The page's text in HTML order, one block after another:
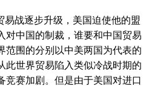
易战逐步升级，美国迫使他的盟
对中国的制裁，谁要和中国贸易
范围的分别以中美两国为代表的
此世界贸易陷入类似冷战时期的
竞赛加剧。但是由于美国对进口